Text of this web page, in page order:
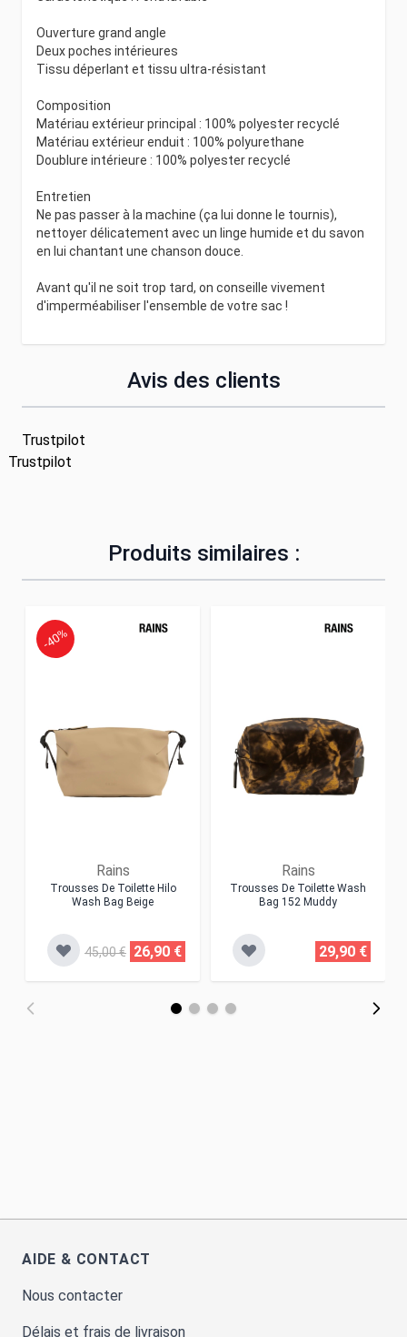
Ouverture grand angle
Deux poches intérieures
Tissu déperlant et tissu ultra-résistant
Composition
Matériau extérieur principal : 100% polyester recyclé
Matériau extérieur enduit : 100% polyurethane
Doublure intérieure : 100% polyester recyclé
Entretien
Ne pas passer à la machine (ça lui donne le tournis),
nettoyer délicatement avec un linge humide et du savon
en lui chantant une chanson douce.
Avant qu'il ne soit trop tard, on conseille vivement
d'imperméabiliser l'ensemble de votre sac !
Avis des clients
Trustpilot
Trustpilot
Produits similaires :
Rains
Trousses De Toilette Hilo
Wash Bag Beige
-40%
45,00 € 26,90 €
Rains
Trousses De Toilette Wash
Bag 152 Muddy
29,90 €
AIDE & CONTACT
Nous contacter
Délais et frais de livraison